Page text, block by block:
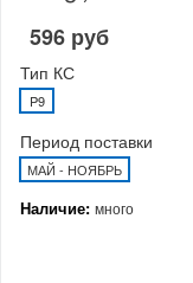
596 руб
Тип КС
P9
Период поставки
МАЙ - НОЯБРЬ
Наличие: много